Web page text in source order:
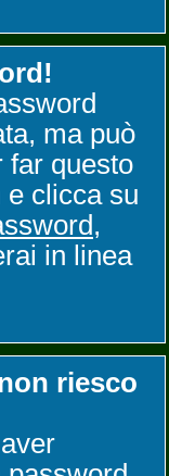
ma può
far questo
e clicca su
,
in linea
riesco